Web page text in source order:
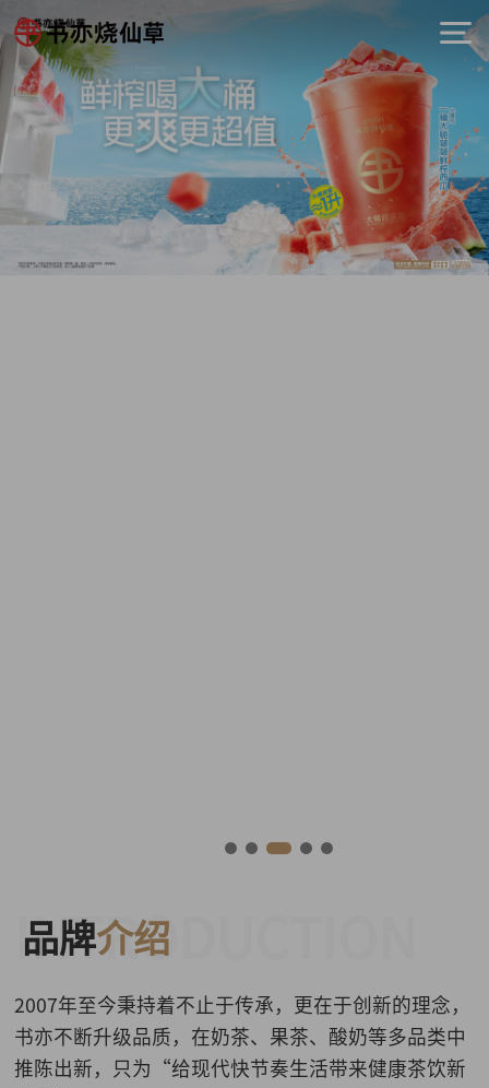
INTRODUCTION
品牌介绍
2007年至今秉持着不止于传承，更在于创新的理念，
书亦不断升级品质，在奶茶、果茶、酸奶等多品类中
推陈出新，只为“给现代快节奏生活带来健康茶饮新